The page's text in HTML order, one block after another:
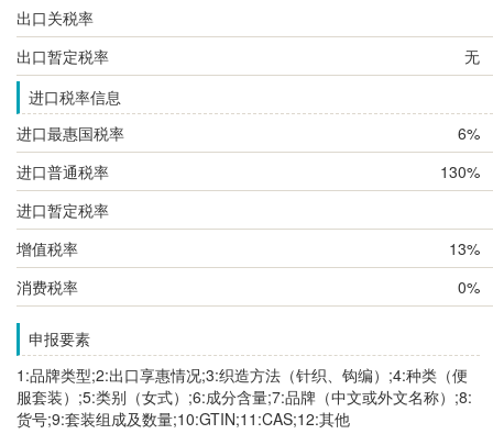
出口关税率
出口暂定税率
无
进口税率信息
进口最惠国税率
6%
进口普通税率
130%
进口暂定税率
增值税率
13%
消费税率
0%
申报要素
1:品牌类型;2:出口享惠情况;3:织造方法（针织、钩编）;4:种类（便
服套装）;5:类别（女式）;6:成分含量;7:品牌（中文或外文名称）;8:
货号;9:套装组成及数量;10:GTIN;11:CAS;12:其他